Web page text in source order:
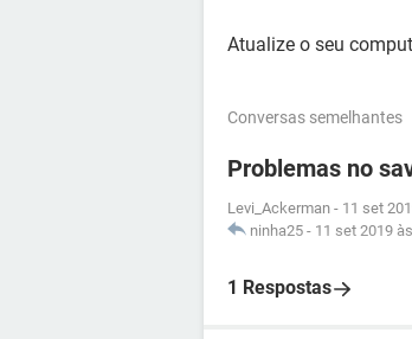
Atualize o seu
Conversas semelhantes
Problemas no
Levi_Ackerman - 11 set
ninha25 - 11 set 2019
1 Respostas